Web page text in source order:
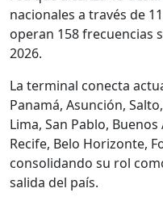
nacionales a través de
operan 158 frecuencias
2026.
La terminal conecta
Panamá, Asunción,
Lima, San Pablo,
Recife, Belo Horizonte,
consolidando su rol
salida del país.